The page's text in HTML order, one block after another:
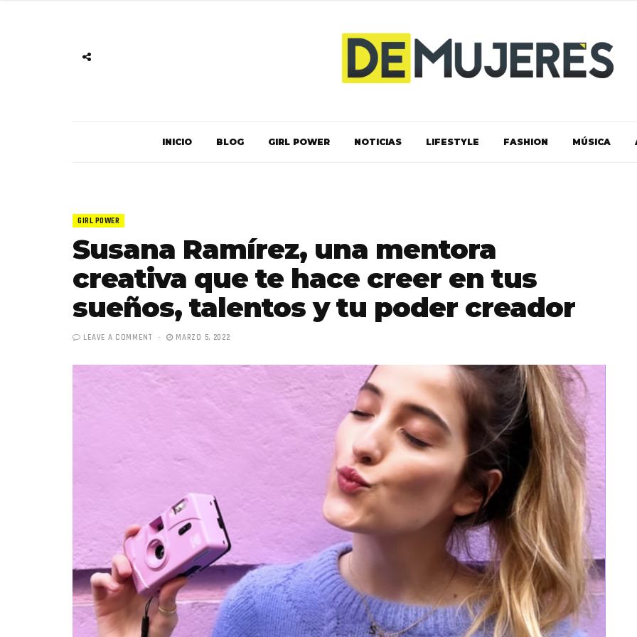
INICIO BLOG GIRL POWER NOTICIAS LIFESTYLE FASHION MÚSICA
GIRL POWER
Susana Ramírez, una mentora
creativa que te hace creer en tus
sueños, talentos y tu poder creador
LEAVE A COMMENT MARZO 5, 2022
«Bonitas», el nuevo
sencillo de Hendrix y
Totó la Momposina: el
adiós a la gran
cantadora que llevó las
raíces colombianas al
mundo a través de su
música